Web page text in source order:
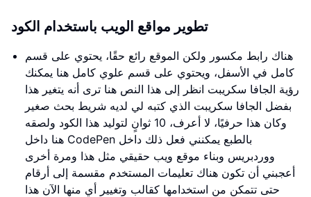
تطوير مواقع الويب باستخدام الكود
هناك رابط مكسور ولكن الموقع رائع حقًا، يحتوي على قسم
كامل في الأسفل، ويحتوي على قسم علوي كامل هنا يمكنك
رؤية الجافا سكريبت انظر إلى هذا النص هنا ترى أنه يتغير هذا
بفضل الجافا سكريبت الذي كتبه لي لديه شريط بحث صغير
وكان هذا حرفيًا، لا أعرف، 10 ثوانٍ لتوليد هذا الكود ولصقه
هنا داخل CodePen بالطبع يمكنني فعل ذلك داخل
ووردبريس وبناء موقع ويب حقيقي مثل هذا ومرة أخرى
أعجبني أن تكون هناك تعليمات المستخدم مقسمة إلى أرقام
حتى تتمكن من استخدامها كقالب وتغيير أي منها الآن هذا